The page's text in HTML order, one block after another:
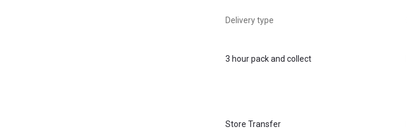
Delivery type
3 hour pack and collect
Store Transfer